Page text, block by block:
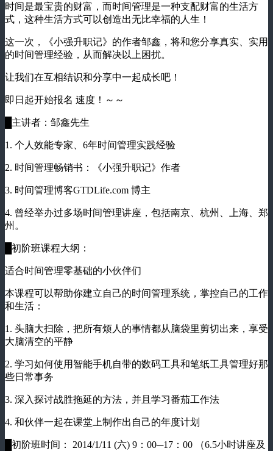
时间是最宝贵的财富，而时间管理是一种支配财富的生活方
式，这种生活方式可以创造出无比幸福的人生！
这一次，《小强升职记》的作者邹鑫，将和您分享真实、实用
的时间管理经验，从而解决以上困扰。
让我们在互相结识和分享中一起成长吧！
即日起开始报名 速度！～～
█主讲者：邹鑫先生
1. 个人效能专家、6年时间管理实践经验
2. 时间管理畅销书：《小强升职记》作者
3. 时间管理博客GTDLife.com 博主
4. 曾经举办过多场时间管理讲座，包括南京、杭州、上海、郑
州。
█初阶班课程大纲：
适合时间管理零基础的小伙伴们
本课程可以帮助你建立自己的时间管理系统，掌控自己的工作
和生活：
1. 头脑大扫除，把所有烦人的事情都从脑袋里剪切出来，享受
大脑清空的平静
2. 学习如何使用智能手机自带的数码工具和笔纸工具管理好那
些日常事务
3. 深入探讨战胜拖延的方法，并且学习番茄工作法
4. 和伙伴一起在课堂上制作出自己的年度计划
█初阶班时间： 2014/1/11 (六) 9：00─17：00 （6.5小时讲座及